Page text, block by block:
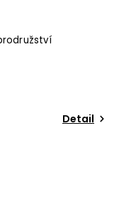
Detail